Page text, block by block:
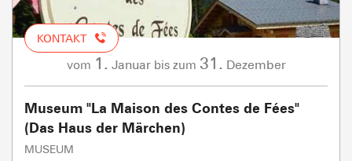
KONTAKT
vom 1. Januar bis zum 31. Dezember
Museum "La Maison des Contes de Fées"
(Das Haus der Märchen)
MUSEUM